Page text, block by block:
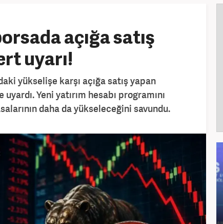
açığa satış
uyarı!
yükselişe karşı açığa satış yapan
Yeni yatırım hesabı programını
daha da yükseleceğini savundu.